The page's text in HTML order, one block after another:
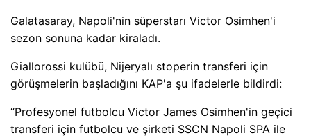
Galatasaray, Napoli'nin süperstarı Victor Osimhen'i
sezon sonuna kadar kiraladı.
Giallorossi kulübü, Nijeryalı stoperin transferi için
görüşmelerin başladığını KAP'a şu ifadelerle bildirdi:
“Profesyonel futbolcu Victor James Osimhen'in geçici
transferi için futbolcu ve şirketi SSCN Napoli SPA ile